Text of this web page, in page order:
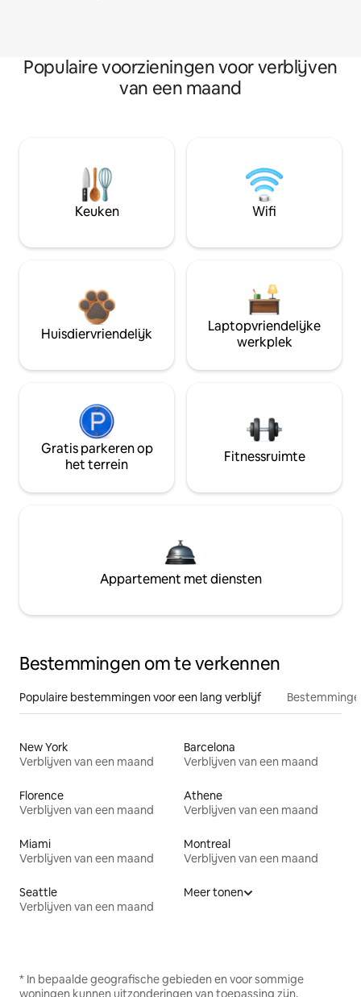
Populaire voorzieningen voor verblijven
van een maand
Keuken Wifi
Huisdiervriendelijk
Laptopvriendelijke
werkplek
Gratis parkeren op
het terrein
Fitnessruimte
Appartement met diensten
Bestemmingen om te verkennen
Populaire bestemmingen voor een lang verblijf
New York
Verblijven van een maand
Barcelona
Verblijven van een maand
Florence
Verblijven van een maand
Athene
Verblijven van een maand
Miami
Verblijven van een maand
Montreal
Verblijven van een maand
Seattle
Verblijven van een maand
Meer tonen
* In bepaalde geografische gebieden en voor sommige
woningen kunnen uitzonderingen van toepassing zijn.